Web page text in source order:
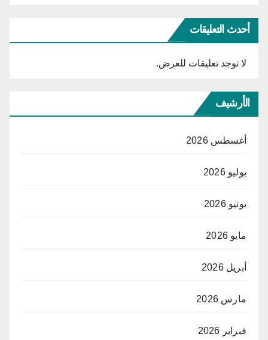
أحدث التعليقات
لا توجد تعليقات للعرض.
الأرشيف
أغسطس 2026
يوليو 2026
يونيو 2026
مايو 2026
أبريل 2026
مارس 2026
فبراير 2026